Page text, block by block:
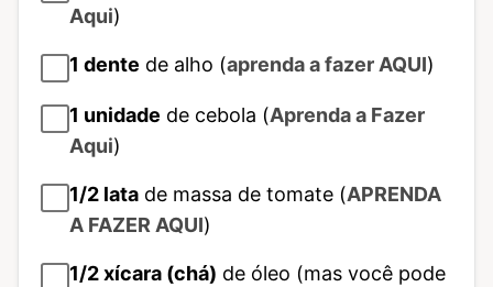
Aqui)
1 dente de alho (aprenda a fazer AQUI)
1 unidade de cebola (Aprenda a Fazer
Aqui)
1/2 lata de massa de tomate (APRENDA
A FAZER AQUI)
1/2xícara (chá) de óleo (mas você pode